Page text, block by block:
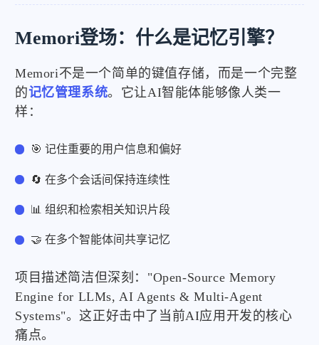
Memori登场：什么是记忆引擎？
Memori不是一个简单的键值存储，而是一个完整
的记忆管理系统。它让AI智能体能够像人类一
样：
🎯 记住重要的用户信息和偏好
🔄 在多个会话间保持连续性
📊 组织和检索相关知识片段
🤝 在多个智能体间共享记忆
项目描述简洁但深刻："Open-Source Memory
Engine for LLMs, AI Agents & Multi-Agent
Systems"。这正好击中了当前AI应用开发的核心
痛点。